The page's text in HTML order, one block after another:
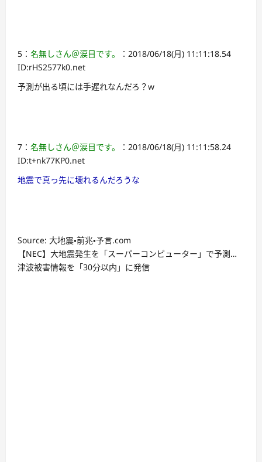
5： 名無しさん＠涙目です。
：2018/06/18(月) 11:11:18.54
ID:rHS2577k0.net
予測が出る頃には手遅れなんだろ？w
7： 名無しさん＠涙目です。
：2018/06/18(月) 11:11:58.24
ID:t+nk77KP0.net
地震で真っ先に壊れるんだろうな
Source: 大地震・前兆・予言.com
【NEC】大地震発生を「スーパーコンピューター」で予測…
津波被害情報を「30分以内」に発信